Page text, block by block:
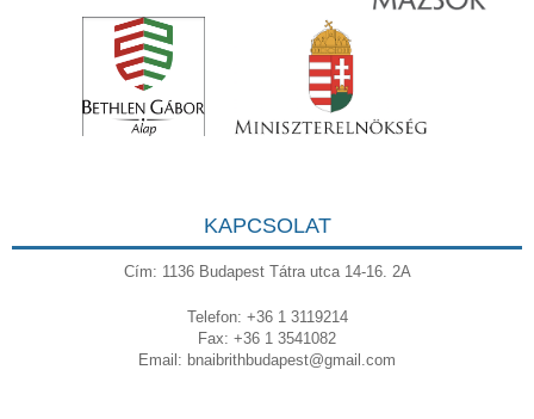
KAPCSOLAT
Cím: 1136 Budapest Tátra utca 14-16. 2A
Telefon: +36 1 3119214
Fax: +36 1 3541082
Email: bnaibrithbudapest@gmail.com